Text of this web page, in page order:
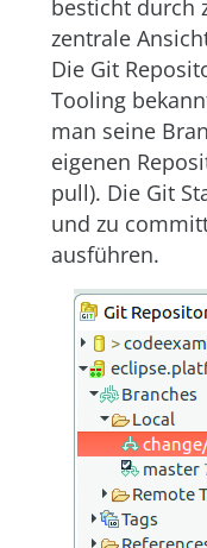
besticht durch
zentrale
Die Git
Tooling
man seine
eigenen
pull). Die Git
und zu
ausführen.